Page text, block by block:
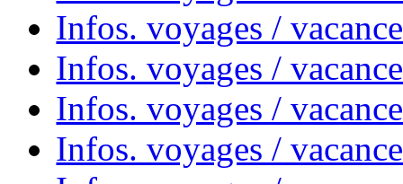
Infos. voyages /
Infos. voyages /
Infos. voyages /
Infos. voyages /